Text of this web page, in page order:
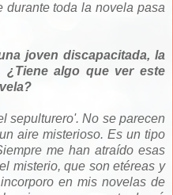
durante toda la novela pasa
joven discapacitada, la
¿Tiene algo que ver este
sepulturero'. No se parecen
aire misterioso. Es un tipo
me han atraído esas
misterio, que son etéreas y
en mis novelas de